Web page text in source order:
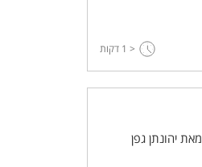
< 1 דקות
יהונתן גפן